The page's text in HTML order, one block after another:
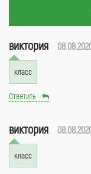
виктория
класс
Ответить
виктория
класс